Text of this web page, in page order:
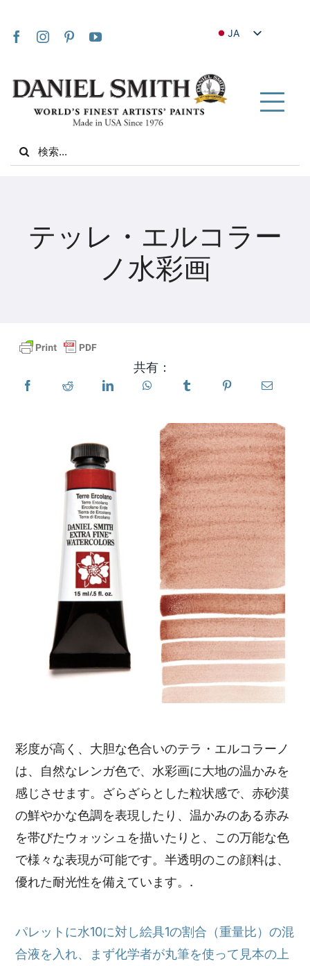
JA
IT
ZH
製品
イベント
販売店を探す
お問い合わせ
購読する
Search
for:
テッレ・エルコラー
ノ水彩画
共有：
彩度が高く、大胆な色合いのテラ・エルコラーノ
は、自然なレンガ色で、水彩画に大地の温かみを
感じさせます。ざらざらとした粒状感で、赤砂漠
の鮮やかな色調を表現したり、温かみのある赤み
を帯びたウォッシュを描いたりと、この万能な色
で様々な表現が可能です。半透明のこの顔料は、
優れた耐光性を備えています。.
パレットに水10に対し絵具1の割合（重量比）の混
合液を入れ、まず化学者が丸筆を使って見本の上